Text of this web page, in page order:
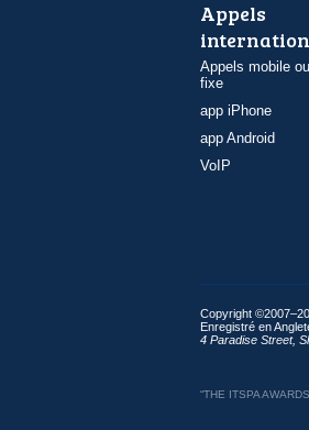
Appels
Appels mobile
fixe
app iPhone
app Android
VoIP
Copyright
Enregistré en
4 Paradise Street,
“THE ITSPA